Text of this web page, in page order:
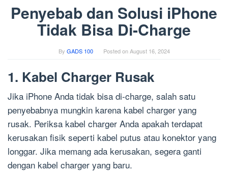
Penyebab dan Solusi iPhone
Tidak Bisa Di-Charge
By GADS 100 Posted onAugust 16, 2024
1. Kabel Charger Rusak
Jika iPhone Anda tidak bisa di-charge, salah satu
penyebabnya mungkin karena kabel charger yang
rusak. Periksa kabel charger Anda apakah terdapat
kerusakan fisik seperti kabel putus atau konektor yang
longgar. Jika memang ada kerusakan, segera ganti
dengan kabel charger yang baru.